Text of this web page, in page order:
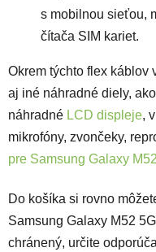
s mobilnou sieťou,
čítača SIM kariet.
Okrem týchto flex káblov
aj iné náhradné diely,
náhradné LCD displeje,
mikrofóny, zvončeky,
pre Samsung Galaxy
Do košíka si rovno
Samsung Galaxy M52
chránený, určite